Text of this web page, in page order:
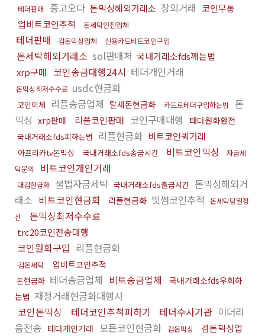
테더판매 중고오다 돈믹싱해외거래소 장외거래 코인무통
업비트코인추적
돈세탁안전업체
테더판매 검돈믹싱업체 신용카드비트코인구입
돈세탁해외거래소 sol판매처 국내거래소fds깨는법
xrp구매 코인송금대행24시 테더개인거래
돈믹싱최저수수료 usdc현금화
코인이체 리플송금업체 탈세돈현금화 카드로테더구입하는법
돈
믹싱 xrp판매 리플코인판매 코인구매대행 태더원화환전
국내거래소fds피하는법 리플현금화 비트코인퀵거래
아프리카tv돈믹싱 국내거래소fds송금시간 비트코인믹싱
자금세
탁문의
비트코인개인거래
대검현금화 불법자금세탁 국내거래소fds출금시간 돈믹싱해외거
래소 비트코인현금화 리플현금화 빗썸코인추적
돈세탁당일정
산
돈믹싱최저수수료
trc20코인전송대행
코인원화구입 리플현금화
검돈세탁 업비트코인추적
돈현금화 테더송금업체 비트송금업체
국내거래소fds우회하
는법 재정거래현금화대행사
코인돈믹싱
테더코인추척피하기 테더수사기관 이더리
움전송 테더개인거래 모든코인현금화 검돈믹싱
검돈믹싱업